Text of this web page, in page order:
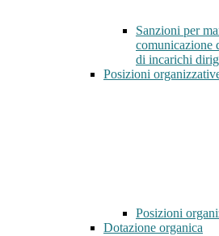
Sanzioni per
comunicazione
di incarichi
Posizioni
Posizioni
Dotazione organica